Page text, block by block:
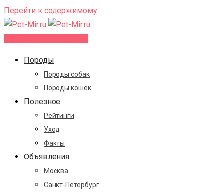
Перейти к содержимому
Породы
Породы собак
Породы кошек
Полезное
Рейтинги
Уход
Факты
Объявления
Москва
Санкт-Петербург